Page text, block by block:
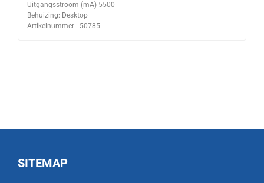
Uitgangsstroom (mA) 5500
Behuizing: Desktop
Artikelnummer : 50785
SITEMAP